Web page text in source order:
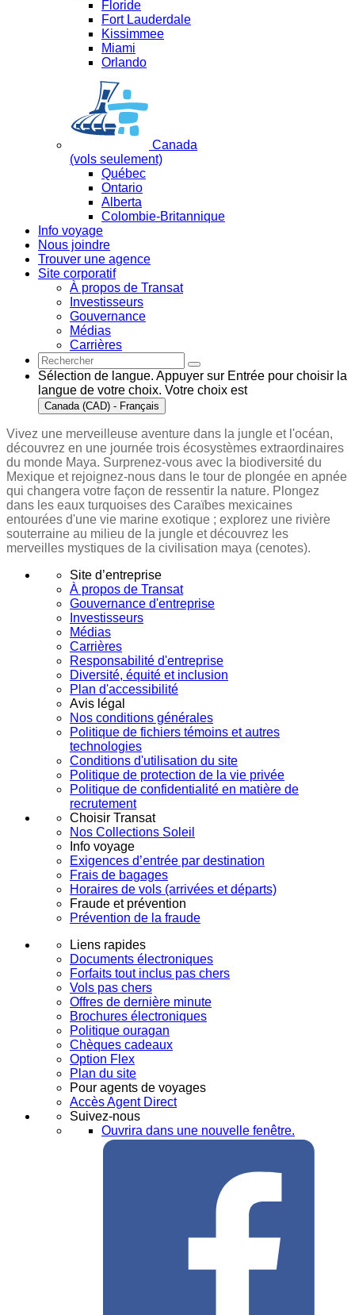
Floride
Fort Lauderdale
Kissimmee
Miami
Orlando
Canada
(vols seulement)
Québec
Ontario
Alberta
Colombie-Britannique
Info voyage
Nous joindre
Trouver une agence
Site corporatif
À propos de Transat
Investisseurs
Gouvernance
Médias
Carrières
Sélection de langue. Appuyer sur Entrée pour choisir la
langue de votre choix. Votre choix est
Canada (CAD) - Français
Vivez une merveilleuse aventure dans la jungle et l'océan,
découvrez en une journée trois écosystèmes extraordinaires
du monde Maya. Surprenez-vous avec la biodiversité du
Mexique et rejoignez-nous dans le tour de plongée en apnée
qui changera votre façon de ressentir la nature. Plongez
dans les eaux turquoises des Caraïbes mexicaines
entourées d'une vie marine exotique ; explorez une rivière
souterraine au milieu de la jungle et découvrez les
merveilles mystiques de la civilisation maya (cenotes).
Site d’entreprise
À propos de Transat
Gouvernance d'entreprise
Investisseurs
Médias
Carrières
Responsabilité d'entreprise
Diversité, équité et inclusion
Plan d'accessibilité
Avis légal
Nos conditions générales
Politique de fichiers témoins et autres
technologies
Conditions d'utilisation du site
Politique de protection de la vie privée
Politique de confidentialité en matière de
recrutement
Choisir Transat
Nos Collections Soleil
Info voyage
Exigences d’entrée par destination
Frais de bagages
Horaires de vols (arrivées et départs)
Fraude et prévention
Prévention de la fraude
Liens rapides
Documents électroniques
Forfaits tout inclus pas chers
Vols pas chers
Offres de dernière minute
Brochures électroniques
Politique ouragan
Chèques cadeaux
Option Flex
Plan du site
Pour agents de voyages
Accès Agent Direct
Suivez-nous
Ouvrira dans une nouvelle fenêtre.